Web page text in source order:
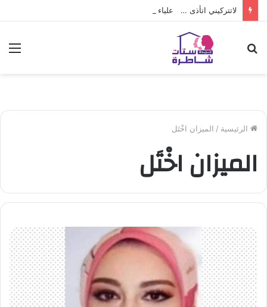
لاتتركيني اتأذى … علياء حلمي
الرئيسية / الميزان اخْتَل
الميزان اخْتَل